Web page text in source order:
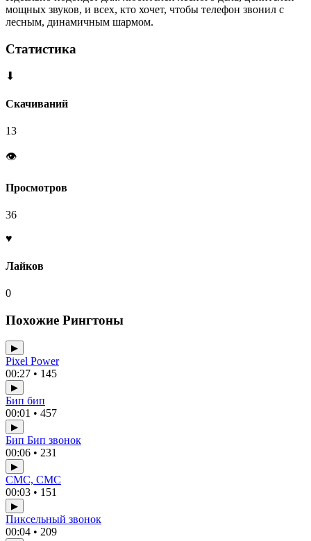
мощных звуков, и всех, кто хочет, чтобы телефон звонил с
лесным, динамичным шармом.
Статистика
⬇
Скачиваний
13
👁
Просмотров
36
♥
Лайков
0
Похожие Рингтоны
▶
Pixel Power
00:27 • 145
▶
Бип бип
00:01 • 457
▶
Бип Бип звонок
00:06 • 231
▶
СМС, СМС
00:03 • 151
▶
Пиксельный звонок
00:04 • 209